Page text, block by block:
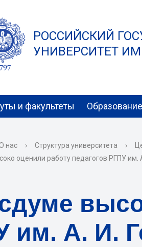
РОССИЙСКИЙ
УНИВЕРСИТЕТ
и факультеты Образование
нас › Структура университета ›
оценили работу педагогов РГПУ
им. А. И.